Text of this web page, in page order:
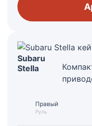
Subaru
Stella
Правый
Руль